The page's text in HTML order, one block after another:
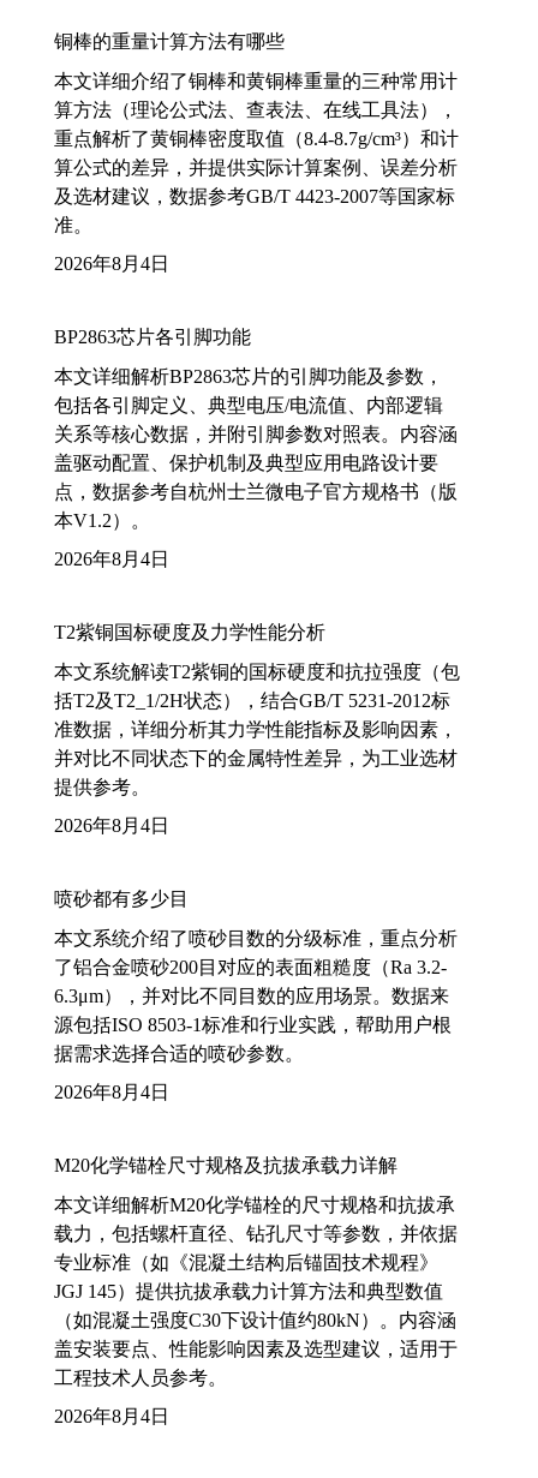
铜棒的重量计算方法有哪些
本文详细介绍了铜棒和黄铜棒重量的三种常用计
算方法（理论公式法、查表法、在线工具法），
重点解析了黄铜棒密度取值（8.4-8.7g/cm³）和计
算公式的差异，并提供实际计算案例、误差分析
及选材建议，数据参考GB/T 4423-2007等国家标
准。
2026年8月4日
BP2863芯片各引脚功能
本文详细解析BP2863芯片的引脚功能及参数，
包括各引脚定义、典型电压/电流值、内部逻辑
关系等核心数据，并附引脚参数对照表。内容涵
盖驱动配置、保护机制及典型应用电路设计要
点，数据参考自杭州士兰微电子官方规格书（版
本V1.2）。
2026年8月4日
T2紫铜国标硬度及力学性能分析
本文系统解读T2紫铜的国标硬度和抗拉强度（包
括T2及T2_1/2H状态），结合GB/T 5231-2012标
准数据，详细分析其力学性能指标及影响因素，
并对比不同状态下的金属特性差异，为工业选材
提供参考。
2026年8月4日
喷砂都有多少目
本文系统介绍了喷砂目数的分级标准，重点分析
了铝合金喷砂200目对应的表面粗糙度（Ra 3.2-
6.3μm），并对比不同目数的应用场景。数据来
源包括ISO 8503-1标准和行业实践，帮助用户根
据需求选择合适的喷砂参数。
2026年8月4日
M20化学锚栓尺寸规格及抗拔承载力详解
本文详细解析M20化学锚栓的尺寸规格和抗拔承
载力，包括螺杆直径、钻孔尺寸等参数，并依据
专业标准（如《混凝土结构后锚固技术规程》
JGJ 145）提供抗拔承载力计算方法和典型数值
（如混凝土强度C30下设计值约80kN）。内容涵
盖安装要点、性能影响因素及选型建议，适用于
工程技术人员参考。
2026年8月4日